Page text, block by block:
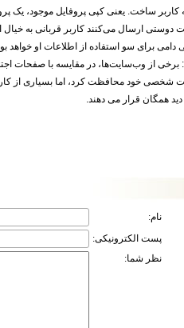
کاربر ساخت. یعنی کپی پروفایل موجود، یک
دوستی ارسال می‌کنند کاربر قربانی به
دامی برای سو استفاده از اطلاعات او خواهد
از وب‌سایت‌ها، در مقایسه با صفحات
شخصی خود محافظت کرد، اما بسیاری از
همگان قرار می دهند.
نام:
پست الکترونیکی:
نظر شما: